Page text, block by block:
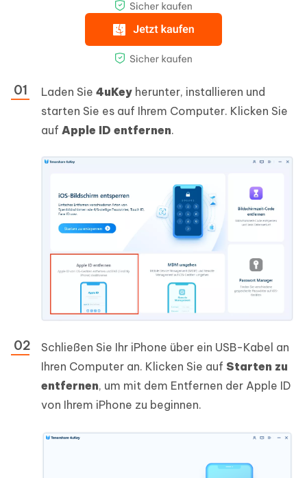
Laden Sie 4uKey herunter, installieren und
starten Sie es auf Ihrem Computer. Klicken Sie
auf Apple ID entfernen.
Schließen Sie Ihr iPhone über ein USB-Kabel an
Ihren Computer an. Klicken Sie auf Starten zu
entfernen, um mit dem Entfernen der Apple ID
von Ihrem iPhone zu beginnen.